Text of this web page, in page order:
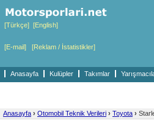
[Türkçe] [English]
[E-mail] [Reklam / İstatistikler]
Anasayfa Kulüpler Takımlar
Anasayfa › Otomobil Teknik Verileri › Toyota ›